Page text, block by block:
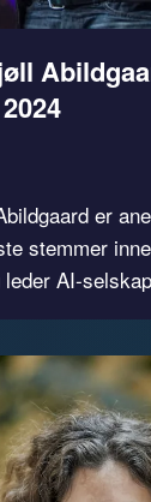
er
stemmer
AI-